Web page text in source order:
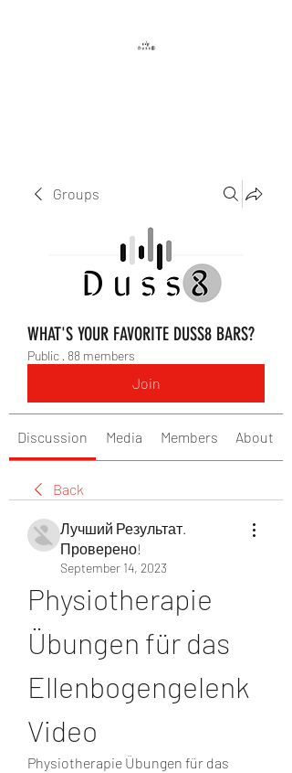
Groups
WHAT'S YOUR FAVORITE DUSS8 BARS?
Public · 88 members
Join
Discussion Media Members About
Back
Лучший Результат.
Проверено!
September 14, 2023
Physiotherapie
Übungen für das
Ellenbogengelenk
Video
Physiotherapie Übungen für das